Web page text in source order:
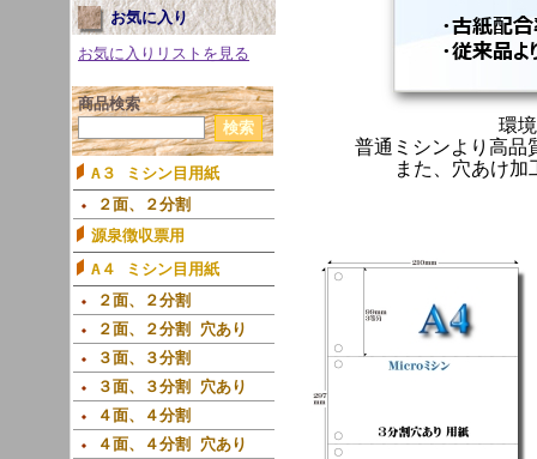
お気に入り
お気に入りリストを見る
商品検索
A３ ミシン目用紙
２面、２分割
源泉徴収票用
A４ ミシン目用紙
２面、２分割
２面、２分割 穴あり
３面、３分割
３面、３分割 穴あり
４面、４分割
４面、４分割 穴あり
環
普通ミシンより高品
また、穴あけ